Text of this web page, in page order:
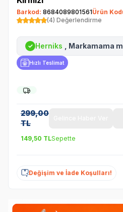
Barkod: 8684089801561Ürün
(4) Değerlendirme
✓ Herniks , Markamama
Hızlı Teslimat
299,00
TL
149,50 TLSepette
Değişim ve İade Koşulları!